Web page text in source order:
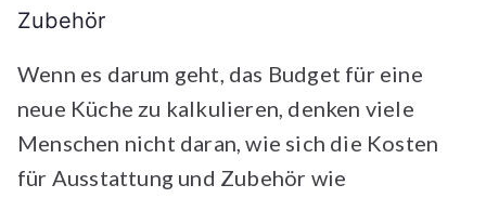
Zubehör
Wenn es darum geht, das Budget für eine
neue Küche zu kalkulieren, denken viele
Menschen nicht daran, wie sich die Kosten
für Ausstattung und Zubehör wie